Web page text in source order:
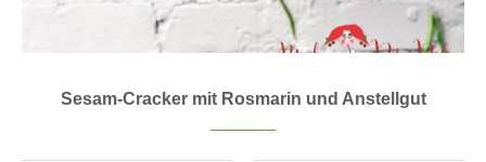
Sesam-Cracker mit Rosmarin und Anstellgut